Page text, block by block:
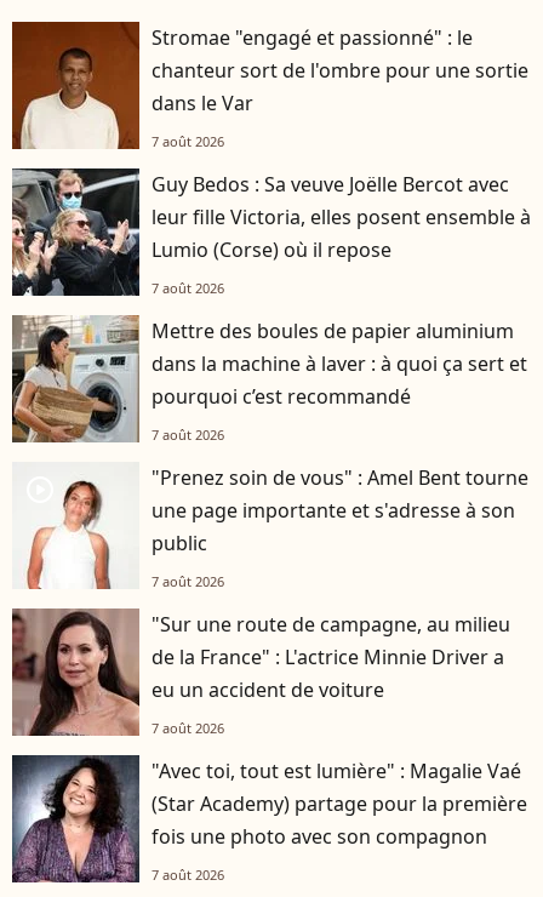
Stromae "engagé et passionné" : le
chanteur sort de l'ombre pour une sortie
dans le Var
7 août 2026
Guy Bedos : Sa veuve Joëlle Bercot avec
leur fille Victoria, elles posent ensemble à
Lumio (Corse) où il repose
7 août 2026
Mettre des boules de papier aluminium
dans la machine à laver : à quoi ça sert et
pourquoi c’est recommandé
7 août 2026
"Prenez soin de vous" : Amel Bent tourne
une page importante et s'adresse à son
public
7 août 2026
"Sur une route de campagne, au milieu
de la France" : L'actrice Minnie Driver a
eu un accident de voiture
7 août 2026
"Avec toi, tout est lumière" : Magalie Vaé
(Star Academy) partage pour la première
fois une photo avec son compagnon
7 août 2026